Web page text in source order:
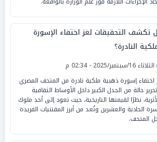
تكشف التحقيقات لغز اختفاء الإسورة
النادرة؟
الثلاثاء 16/سبتمبر/2025 - 02:34 م
اختفاء إسورة ذهبية ملكية نادرة من المتحف المصري
حالة من الجدل الكبير داخل الأوساط الثقافية
نظرًا لقيمتها التاريخية، حيث تعود إلى أحد ملوك
الحادية والعشرين وتُعد من أبرز المقتنيات الفريدة
المتحف.